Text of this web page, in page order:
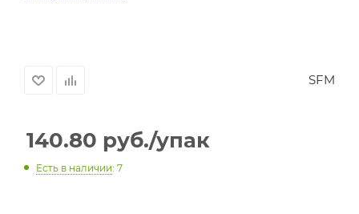
SFM
140.80 руб./упак
Есть в наличии: 7